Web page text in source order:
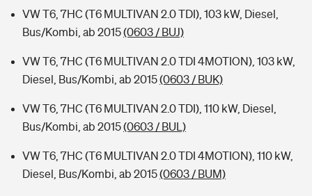
VW T6, 7HC (T6 MULTIVAN 2.0 TDI), 103 kW, Diesel,
Bus/Kombi, ab 2015(0603 / BUJ)
VW T6, 7HC (T6 MULTIVAN 2.0 TDI 4MOTION), 103 kW,
Diesel, Bus/Kombi, ab 2015(0603 / BUK)
VW T6, 7HC (T6 MULTIVAN 2.0 TDI), 110 kW, Diesel,
Bus/Kombi, ab 2015(0603 / BUL)
VW T6, 7HC (T6 MULTIVAN 2.0 TDI 4MOTION), 110 kW,
Diesel, Bus/Kombi, ab 2015(0603 / BUM)